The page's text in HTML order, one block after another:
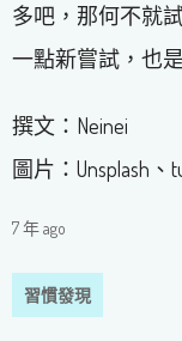
多吧，那何不就
一點新嘗試，也
撰文：Neinei
圖片：Unsplash、
7 年 ago
習慣發現